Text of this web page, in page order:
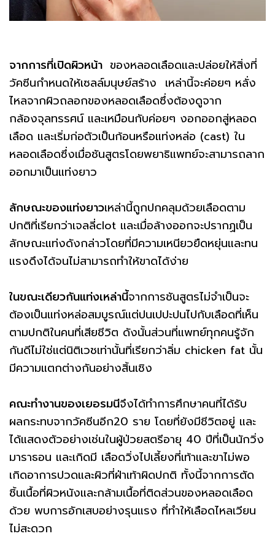
จากการที่เปิดผิวหน้า ของหลอดเลือดและปล่อยให้สิ่งที่
วัคซีนกำหนดให้เซลล์มนุษย์สร้าง เหล่านี้จะค่อยๆ หลั่ง
ไหลจากผิวถลอกของหลอดเลือดซึ่งต้องดูจาก
กล้องจุลทรรศน์ และเหมือนกับค่อยๆ งอกออกสู่หลอด
เลือด และเริ่มก่อตัวเป็นก้อนหรือแท่งหล่อ (cast) ใน
หลอดเลือดซึ่งเมื่อชันสูตรโดยพยาธิแพทย์จะสามารถลาก
ออกมาเป็นแท่งยาว
ลักษณะของแท่งยาวเหล่านี้ถูกปกคลุมด้วยเลือดตาม
ปกติที่เรียกว่าเจลลี่clot และเมื่อล้างออกจะปรากฏเป็น
ลักษณะแท่งดังกล่าวโดยที่มีความเหนียวยืดหยุ่นและทน
แรงดึงได้จนไม่สามารถทำให้ขาดได้ง่าย
ในขณะเดียวกันแท่งเหล่านี้จากการชันสูตรไม่จำเป็นจะ
ต้องเป็นแท่งหล่อสมบูรณ์แต่ปนเปปะปนไปกับเลือดที่เห็น
ตามปกติในคนที่เสียชีวิต ดังนั้นส่วนที่แพทย์ทุกคนรู้จัก
กันดีไม่ใช่แต่นิติเวชเท่านั้นที่เรียกว่าลิ่ม chicken fat นั้น
มีความแตกต่างกันอย่างสิ้นเชิง
คณะทำงานของเยอรมนีจึงได้ทำการศึกษาคนที่ได้รับ
ผลกระทบจากวัคซีนอีก20 ราย โดยที่ยังมีชีวิตอยู่ และ
ได้แสดงตัวอย่างเช่นในผู้ป่วยสตรีอายุ 40 ปีที่เป็นนักวิ่ง
มาราธอน และเกิดมี เลือดวิ่งไปเลี้ยงที่เท้าและขาไม่พอ
เกิดอาการปวดและผิวที่ฝ่าเท้าผิดปกติ ทั้งนี้จากการตัด
ชิ้นเนื้อที่ผิวหนังและกล้ามเนื้อที่ติดส่วนของหลอดเลือด
ด้วย พบการอักเสบอย่างรุนแรง ที่ทำให้เลือดไหลเวียน
ไม่สะดวก